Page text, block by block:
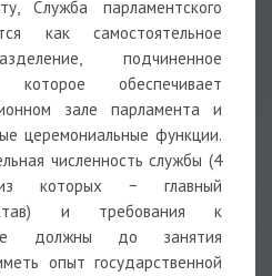
Служба парламентского
как самостоятельное
подчиненное
обеспечивает
зале парламента и
церемониальные функции.
численность службы (4
которых − главный
и требования к
должны до занятия
опыт государственной